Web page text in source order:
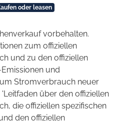
oder leasen
vorbehalten.
zum offiziellen
und zu den offiziellen
und
Stromverbrauch neuer
über den offiziellen
die offiziellen spezifischen
den offiziellen